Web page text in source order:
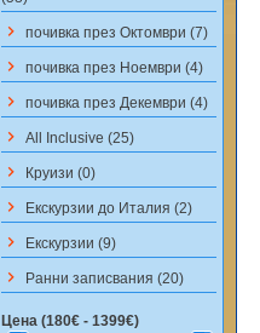
keyboard_arrow_right почивка през Октомври (7)
keyboard_arrow_right почивка през Ноември (4)
keyboard_arrow_right почивка през Декември (4)
keyboard_arrow_right All Inclusive (25)
keyboard_arrow_right Круизи (0)
keyboard_arrow_right Екскурзии до Италия (2)
keyboard_arrow_right Екскурзии (9)
keyboard_arrow_right Ранни записвания (20)
Цена (180€ - 1399€)